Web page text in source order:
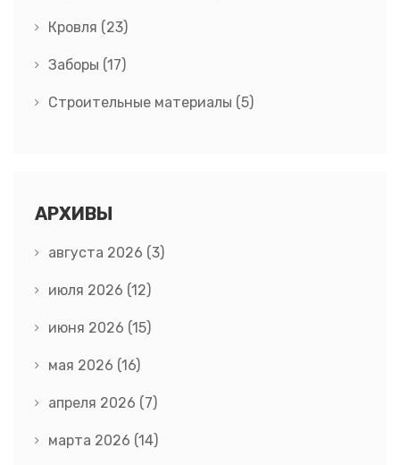
Кровля (23)
Заборы (17)
Строительные материалы (5)
АРХИВЫ
августа 2026 (3)
июля 2026 (12)
июня 2026 (15)
мая 2026 (16)
апреля 2026 (7)
марта 2026 (14)